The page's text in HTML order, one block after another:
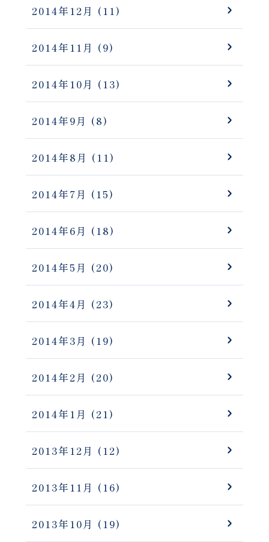
2014年12月 (11)
2014年11月 (9)
2014年10月 (13)
2014年9月 (8)
2014年8月 (11)
2014年7月 (15)
2014年6月 (18)
2014年5月 (20)
2014年4月 (23)
2014年3月 (19)
2014年2月 (20)
2014年1月 (21)
2013年12月 (12)
2013年11月 (16)
2013年10月 (19)